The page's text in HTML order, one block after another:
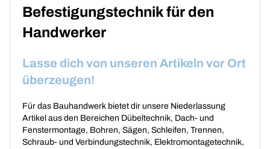
Befestigungstechnik für den
Handwerker
Lasse dich von unseren Artikeln vor Ort
überzeugen!
Für das Bauhandwerk bietet dir unsere Niederlassung
Artikel aus den Bereichen Dübeltechnik, Dach- und
Fenstermontage, Bohren, Sägen, Schleifen, Trennen,
Schraub- und Verbindungstechnik, Elektromontagetechnik,